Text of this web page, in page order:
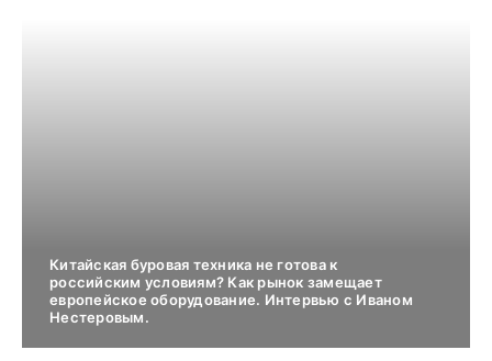
Китайская буровая техника не готова к
российским условиям? Как рынок замещает
европейское оборудование. Интервью с Иваном
Нестеровым.